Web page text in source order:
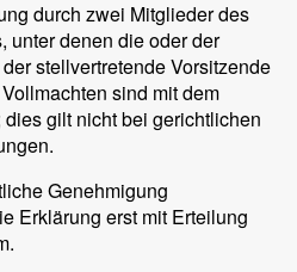
durch zwei Mitglieder des
unter denen die oder der
stellvertretende Vorsitzende
sind mit dem
gilt nicht bei gerichtlichen
Genehmigung
Erklärung erst mit Erteilung